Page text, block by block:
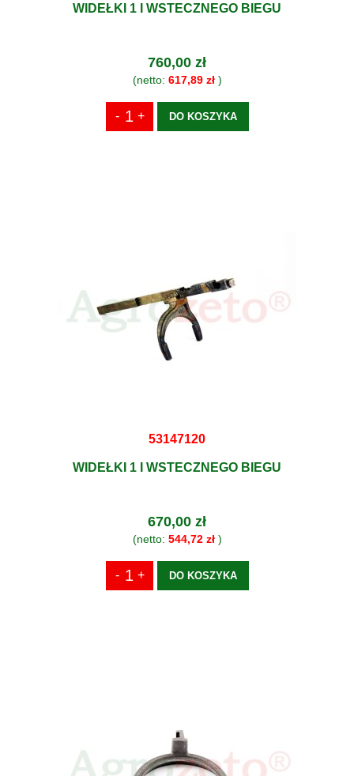
WIDEŁKI 1 I WSTECZNEGO BIEGU
760,00 zł
(netto: 617,89 zł)
DO KOSZYKA
53147120
WIDEŁKI 1 I WSTECZNEGO BIEGU
670,00 zł
(netto: 544,72 zł)
DO KOSZYKA